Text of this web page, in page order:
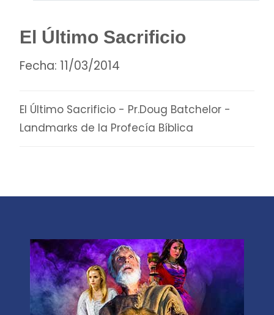
El Último Sacrificio
Fecha: 11/03/2014
El Último Sacrificio - Pr.Doug Batchelor -
Landmarks de la Profecía Bíblica